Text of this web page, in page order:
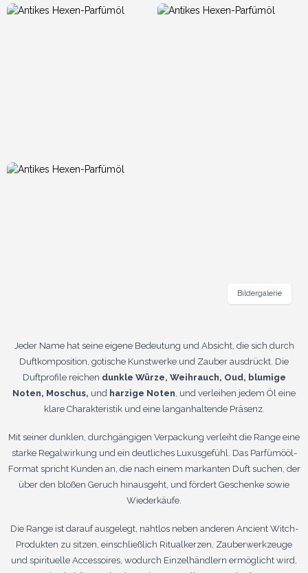
Jeder Name hat seine eigene Bedeutung und Absicht, die sich durch
Duftkomposition, gotische Kunstwerke und Zauber ausdrückt. Die
Duftprofile reichen dunkle Würze, Weihrauch, Oud, blumige
Noten, Moschus, und harzige Noten , und verleihen jedem Öl eine
klare Charakteristik und eine langanhaltende Präsenz.
Mit seiner dunklen, durchgängigen Verpackung verleiht die Range eine
starke Regalwirkung und ein deutliches Luxusgefühl. Das Parfümööl-
Format spricht Kunden an, die nach einem markanten Duft suchen, der
über den bloßen Geruch hinausgeht, und fördert Geschenke sowie
Wiederkäufe.
Die Range ist darauf ausgelegt, nahtlos neben anderen Ancient Witch-
Produkten zu sitzen, einschließlich Ritualkerzen, Zauberwerkzeuge
und spirituelle Accessoires, wodurch Einzelhändlern ermöglicht wird,
Bildergalerie